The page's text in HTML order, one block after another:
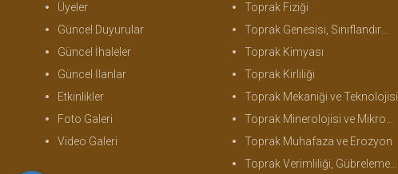
Üyeler
Güncel Duyurular
Güncel İhaleler
Güncel İlanlar
Etkinlikler
Foto Galeri
Video Galeri
Toprak Fiziği
Toprak Genesisi, Sınıflandırma ve Haritalama
Toprak Kimyası
Toprak Kirliliği
Toprak Mekaniği ve Teknolojisi
Toprak Minerolojisi ve Mikromorfolojisi
Toprak Muhafaza ve Erozyon
Toprak Verimliliği, Gübreleme ve Bitki Besleme